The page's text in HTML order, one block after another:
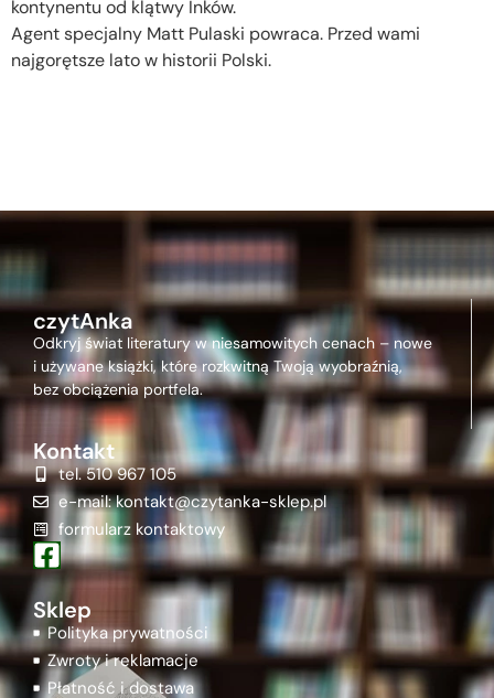
kontynentu od klątwy Inków.
Agent specjalny Matt Pulaski powraca. Przed wami
najgorętsze lato w historii Polski.
czytAnka
Odkryj świat literatury w niesamowitych cenach – nowe
i używane książki, które rozkwitną Twoją wyobraźnią,
bez obciążenia portfela.
Kontakt
tel. 510 967 105
e-mail: kontakt@czytanka-sklep.pl
formularz kontaktowy
Sklep
Polityka prywatności
Zwroty i reklamacje
Płatność i dostawa